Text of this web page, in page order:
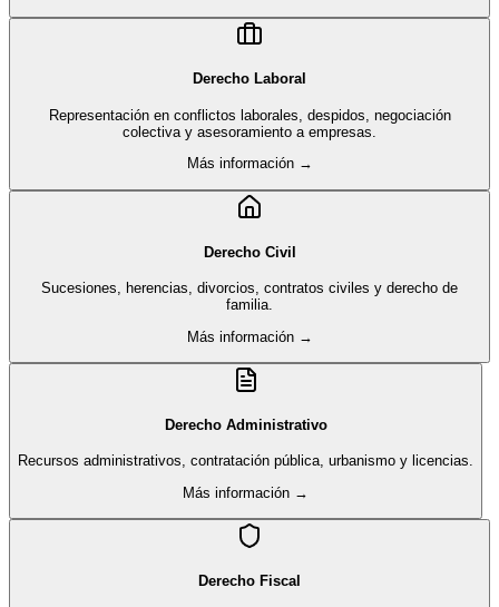
Derecho Laboral
Representación en conflictos laborales, despidos, negociación
colectiva y asesoramiento a empresas.
Más información →
Derecho Civil
Sucesiones, herencias, divorcios, contratos civiles y derecho de
familia.
Más información →
Derecho Administrativo
Recursos administrativos, contratación pública, urbanismo y licencias.
Más información →
Derecho Fiscal